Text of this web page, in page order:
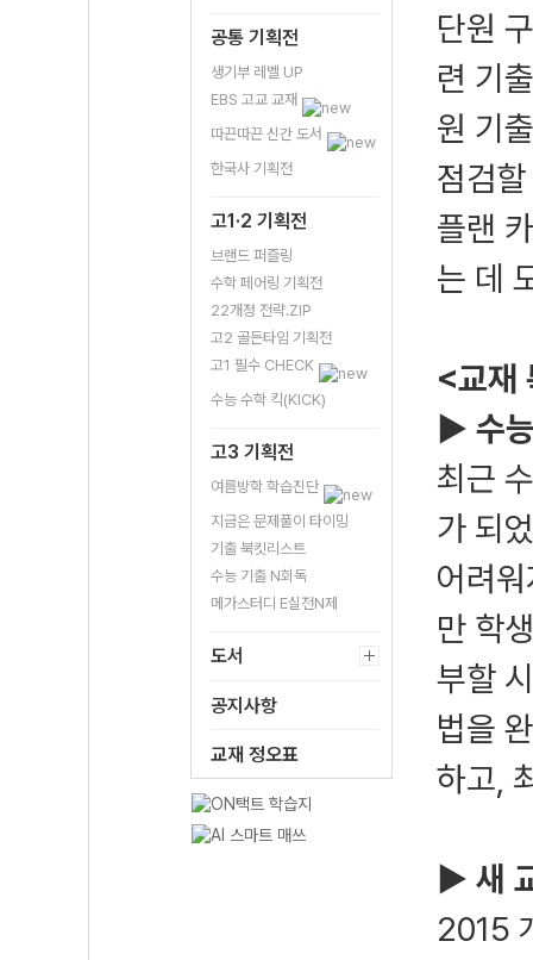
공통 기획전
생기부 레벨 UP
EBS 고교 교재
따끈따끈 신간 도서
한국사 기획전
고1·2 기획전
브랜드 퍼즐링
수학 페어링 기획전
22개정 전략.ZIP
고2 골든타임 기획전
고1 필수 CHECK
수능 수학 킥(KICK)
고3 기획전
여름방학 학습진단
지금은 문제풀이 타이밍
기출 북킷리스트
수능 기출 N회독
메가스터디 E실전N제
도서
공지사항
교재 정오표
단원
련 기
원 기
점검
플랜
는 데
<교재
▶ 수
최근
가 되
어려
만 학
부할
법을
하고,
▶ 새
2015